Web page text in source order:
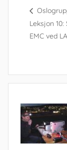
Leksjon
EMC ved